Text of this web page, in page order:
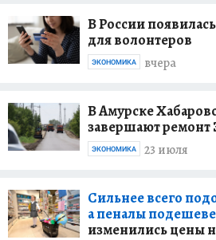
В России
для волонтеров
вчера
ЭКОНОМИКА
В Амурске
завершают ремонт
23 июля
ЭКОНОМИКА
Сильнее всего
а пеналы
изменились цены